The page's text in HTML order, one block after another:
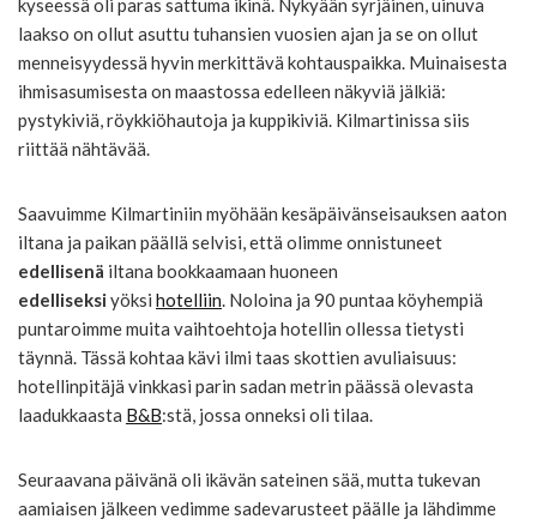
kyseessä oli paras sattuma ikinä. Nykyään syrjäinen, uinuva
laakso on ollut asuttu tuhansien vuosien ajan ja se on ollut
menneisyydessä hyvin merkittävä kohtauspaikka. Muinaisesta
ihmisasumisesta on maastossa edelleen näkyviä jälkiä:
pystykiviä, röykkiöhautoja ja kuppikiviä. Kilmartinissa siis
riittää nähtävää.
Saavuimme Kilmartiniin myöhään kesäpäivänseisauksen aaton
iltana ja paikan päällä selvisi, että olimme onnistuneet
edellisenä iltana bookkaamaan huoneen
edelliseksi yöksi hotelliin. Noloina ja 90 puntaa köyhempiä
puntaroimme muita vaihtoehtoja hotellin ollessa tietysti
täynnä. Tässä kohtaa kävi ilmi taas skottien avuliaisuus:
hotellinpitäjä vinkkasi parin sadan metrin päässä olevasta
laadukkaasta B&B:stä, jossa onneksi oli tilaa.
Seuraavana päivänä oli ikävän sateinen sää, mutta tukevan
aamiaisen jälkeen vedimme sadevarusteet päälle ja lähdimme